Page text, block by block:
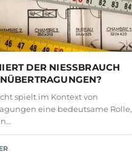
DER NIESSBRAUCH B
spielt im Kontext von
eine bedeutsame Rolle,